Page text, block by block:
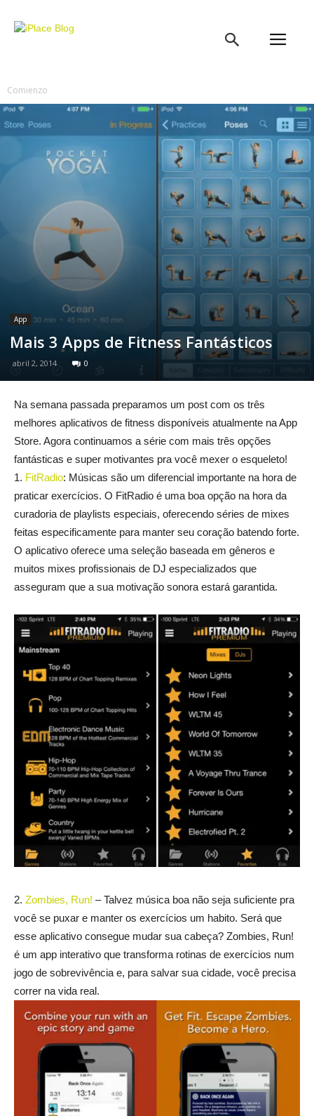
Comienzo
App
Mais 3 Apps de Fitness Fantásticos
abril 2, 2014 0
Na semana passada preparamos um post com os três
melhores aplicativos de fitness disponíveis atualmente na App
Store. Agora continuamos a série com mais três opções
fantásticas e super motivantes pra você mexer o esqueleto!
1. FitRadio: Músicas são um diferencial importante na hora de
praticar exercícios. O FitRadio é uma boa opção na hora da
curadoria de playlists especiais, oferecendo séries de mixes
feitas especificamente para manter seu coração batendo forte.
O aplicativo oferece uma seleção baseada em gêneros e
muitos mixes profissionais de DJ especializados que
asseguram que a sua motivação sonora estará garantida.
2. Zombies, Run! – Talvez música boa não seja suficiente pra
você se puxar e manter os exercícios um habito. Será que
esse aplicativo consegue mudar sua cabeça? Zombies, Run!
é um app interativo que transforma rotinas de exercícios num
jogo de sobrevivência e, para salvar sua cidade, você precisa
correr na vida real.